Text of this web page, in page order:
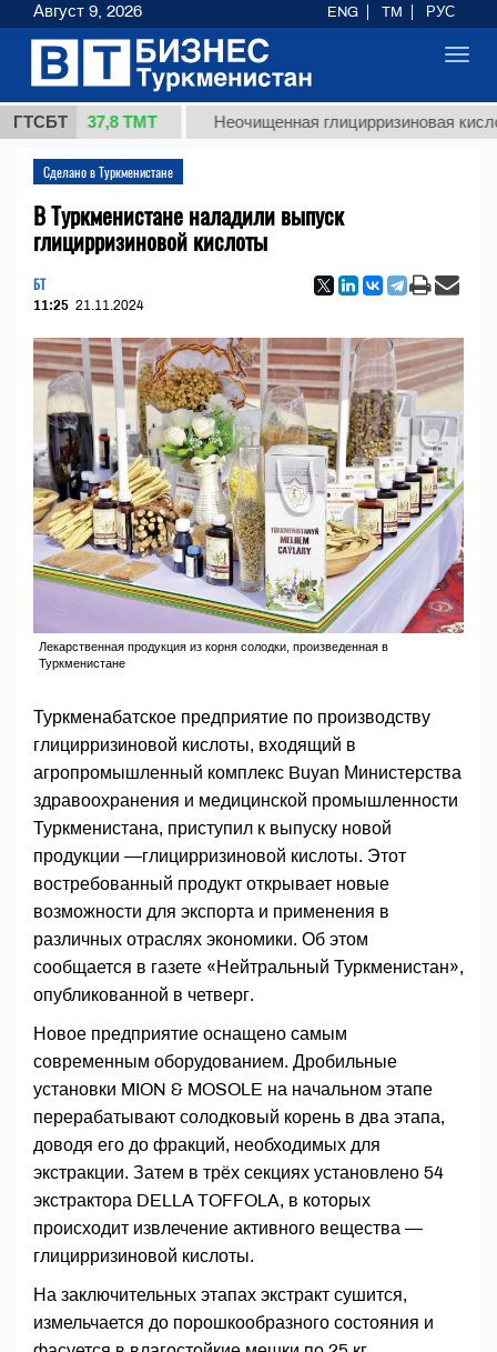
ГТСБТ
37,8 ТМТ Неочищенная глицирризиновая кислота
Сделано в Туркменистане
В Туркменистане наладили выпуск
глицирризиновой кислоты
БТ
11:25 21.11.2024
Лекарственная продукция из корня солодки, произведенная в
Туркменистане
Туркменабатское предприятие по производству
глицирризиновой кислоты, входящий в
агропромышленный комплекс Buyan Министерства
здравоохранения и медицинской промышленности
Туркменистана, приступил к выпуску новой
продукции —глицирризиновой кислоты. Этот
востребованный продукт открывает новые
возможности для экспорта и применения в
различных отраслях экономики. Об этом
сообщается в газете «Нейтральный Туркменистан»,
опубликованной в четверг.
Новое предприятие оснащено самым
современным оборудованием. Дробильные
установки MION & MOSOLE на начальном этапе
перерабатывают солодковый корень в два этапа,
доводя его до фракций, необходимых для
экстракции. Затем в трёх секциях установлено 54
экстрактора DELLA TOFFOLA, в которых
происходит извлечение активного вещества —
глицирризиновой кислоты.
На заключительных этапах экстракт сушится,
измельчается до порошкообразного состояния и
Август 9, 2026 ENG TM РУС